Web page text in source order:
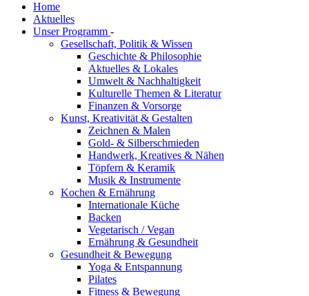
Home
Aktuelles
Unser Programm -
Gesellschaft, Politik & Wissen
Geschichte & Philosophie
Aktuelles & Lokales
Umwelt & Nachhaltigkeit
Kulturelle Themen & Literatur
Finanzen & Vorsorge
Kunst, Kreativität & Gestalten
Zeichnen & Malen
Gold- & Silberschmieden
Handwerk, Kreatives & Nähen
Töpfern & Keramik
Musik & Instrumente
Kochen & Ernährung
Internationale Küche
Backen
Vegetarisch / Vegan
Ernährung & Gesundheit
Gesundheit & Bewegung
Yoga & Entspannung
Pilates
Fitness & Bewegung